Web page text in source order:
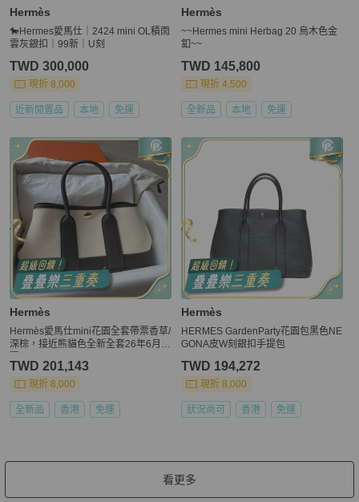
Hermès
🐎Hermes愛馬仕｜2424 mini OL積雨
雲灰銀扣｜99新｜U刻
TWD 300,000
現折 8,000
近新閒置品 本地 免運
Hermès
~~Hermes mini Herbag 20 烏木色金
釦~~
TWD 145,800
現折 4,500
全新品 本地 免運
Hermès
Hermès愛馬仕mini花園全套帶票香草/
深棕，接近熊貓色全新全套26年6月發
TWD 201,143
現折 8,000
全新品 香港 免運
Hermès
HERMES GardenParty花園包黑色NE
GONA皮W刻銀扣手提包
TWD 194,272
現折 8,000
狀況尚可 香港 免運
看更多